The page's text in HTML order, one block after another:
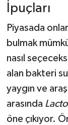
İpuçları
Piyasada
bulmak
nasıl
alan bakteri
yaygın ve
arasında
öne çıkıyor.